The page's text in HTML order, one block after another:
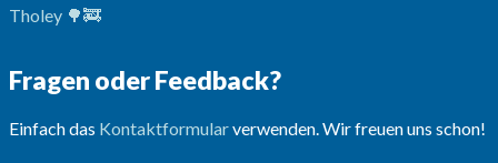
Tholey 🌳🚒
Fragen oder Feedback?
Einfach das Kontaktformularverwenden. Wir freuen uns schon!